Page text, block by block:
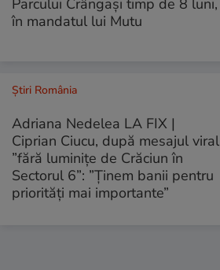
Parcului Crângași timp de 8 luni,
în mandatul lui Mutu
Știri România
Adriana Nedelea LA FIX |
Ciprian Ciucu, după mesajul viral
”fără luminițe de Crăciun în
Sectorul 6”: ”Ținem banii pentru
priorități mai importante”